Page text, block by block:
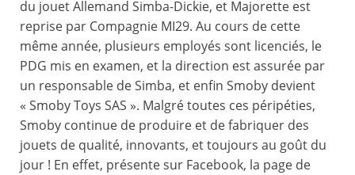
du jouet Allemand Simba-Dickie, et Majorette est
reprise par Compagnie MI29. Au cours de cette
même année, plusieurs employés sont licenciés, le
PDG mis en examen, et la direction est assurée par
un responsable de Simba, et enfin Smoby devient
« Smoby Toys SAS ». Malgré toutes ces péripéties,
Smoby continue de produire et de fabriquer des
jouets de qualité, innovants, et toujours au goût du
jour ! En effet, présente sur Facebook, la page de